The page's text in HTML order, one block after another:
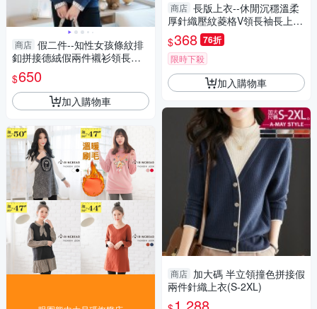
商店 假二件--知性女孩條紋排
釦拼接德絨假兩件襯衫領長袖
上衣(咖.藍L-3L)-X522眼圈熊中
大尺碼
$650
加入購物車
商店 長版上衣--休閒沉穩溫柔
厚針織壓紋菱格V領長袖長上衣
(咖.藍M-2L)-X278眼圈熊中大
尺碼
$368 76折
限時下殺
加入購物車
商店 加大碼 半立領撞色拼接假
兩件針織上衣(S-2XL)